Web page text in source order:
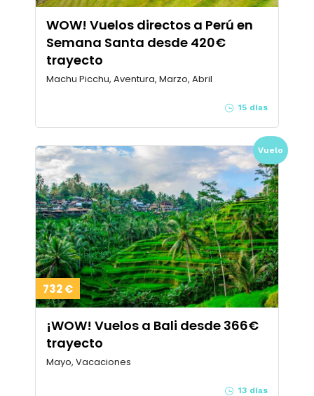
WOW! Vuelos directos a Perú en
Semana Santa desde 420€
trayecto
Machu Picchu, Aventura, Marzo, Abril
15 días
Vuelo
732 €
¡WOW! Vuelos a Bali desde 366€
trayecto
Mayo, Vacaciones
13 días